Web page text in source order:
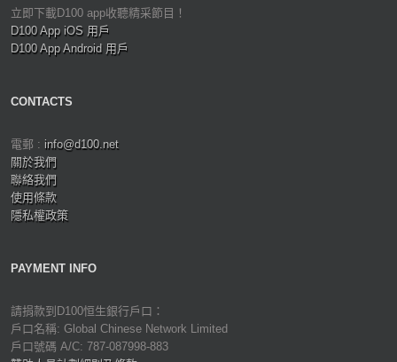
立即下載D100 app收聽精采節目！
D100 App iOS 用戶
D100 App Android 用戶
CONTACTS
電郵 : info@d100.net
關於我們
聯絡我們
使用條款
隱私權政策
PAYMENT INFO
請捐款到D100恒生銀行戶口：
戶口名稱: Global Chinese Network Limited
戶口號碼 A/C: 787-087998-883